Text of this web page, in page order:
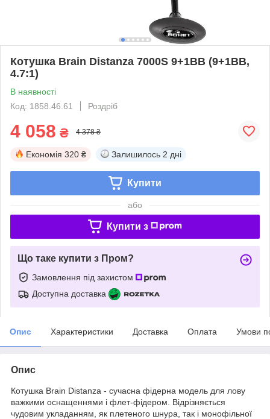
Котушка Brain Distanza 7000S 9+1BB (9+1BB,
4.7:1)
В наявності
Код: 1858.46.61
Роздріб
4 058 ₴ 4 378 ₴
Економія 320 ₴ Залишилось 2 дні
Купити
або
Купити з
Що таке купити з Пром?
Замовлення під захистом
Доступна доставка
Опис Характеристики Доставка Оплата Умови
Опис
Котушка Brain Distanza - сучасна фідерна модель для лову
важкими оснащеннями і флет-фідером. Відрізняється
чудовим укладанням, як плетеного шнура, так і монофільної